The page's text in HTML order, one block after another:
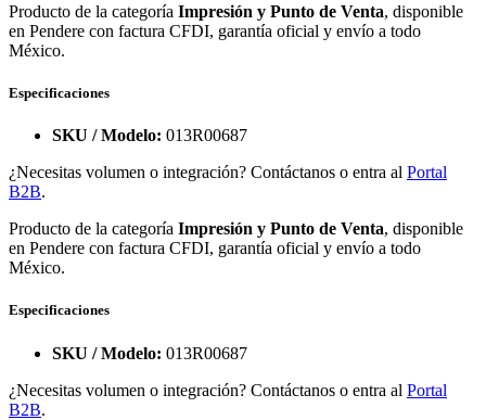
Producto de la categoría Impresión y Punto de Venta, disponible
en Pendere con factura CFDI, garantía oficial y envío a todo
México.
Especificaciones
SKU / Modelo: 013R00687
¿Necesitas volumen o integración? Contáctanos o entra al Portal
B2B.
Producto de la categoría Impresión y Punto de Venta, disponible
en Pendere con factura CFDI, garantía oficial y envío a todo
México.
Especificaciones
SKU / Modelo: 013R00687
¿Necesitas volumen o integración? Contáctanos o entra al Portal
B2B.